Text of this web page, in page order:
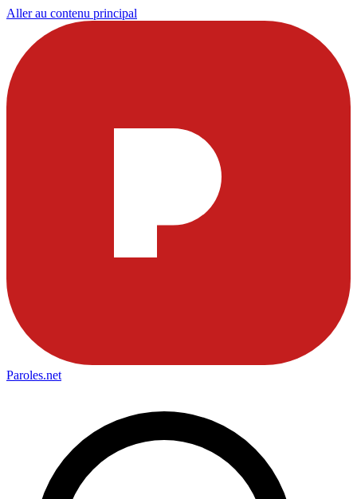
Aller au contenu principal
Paroles.net